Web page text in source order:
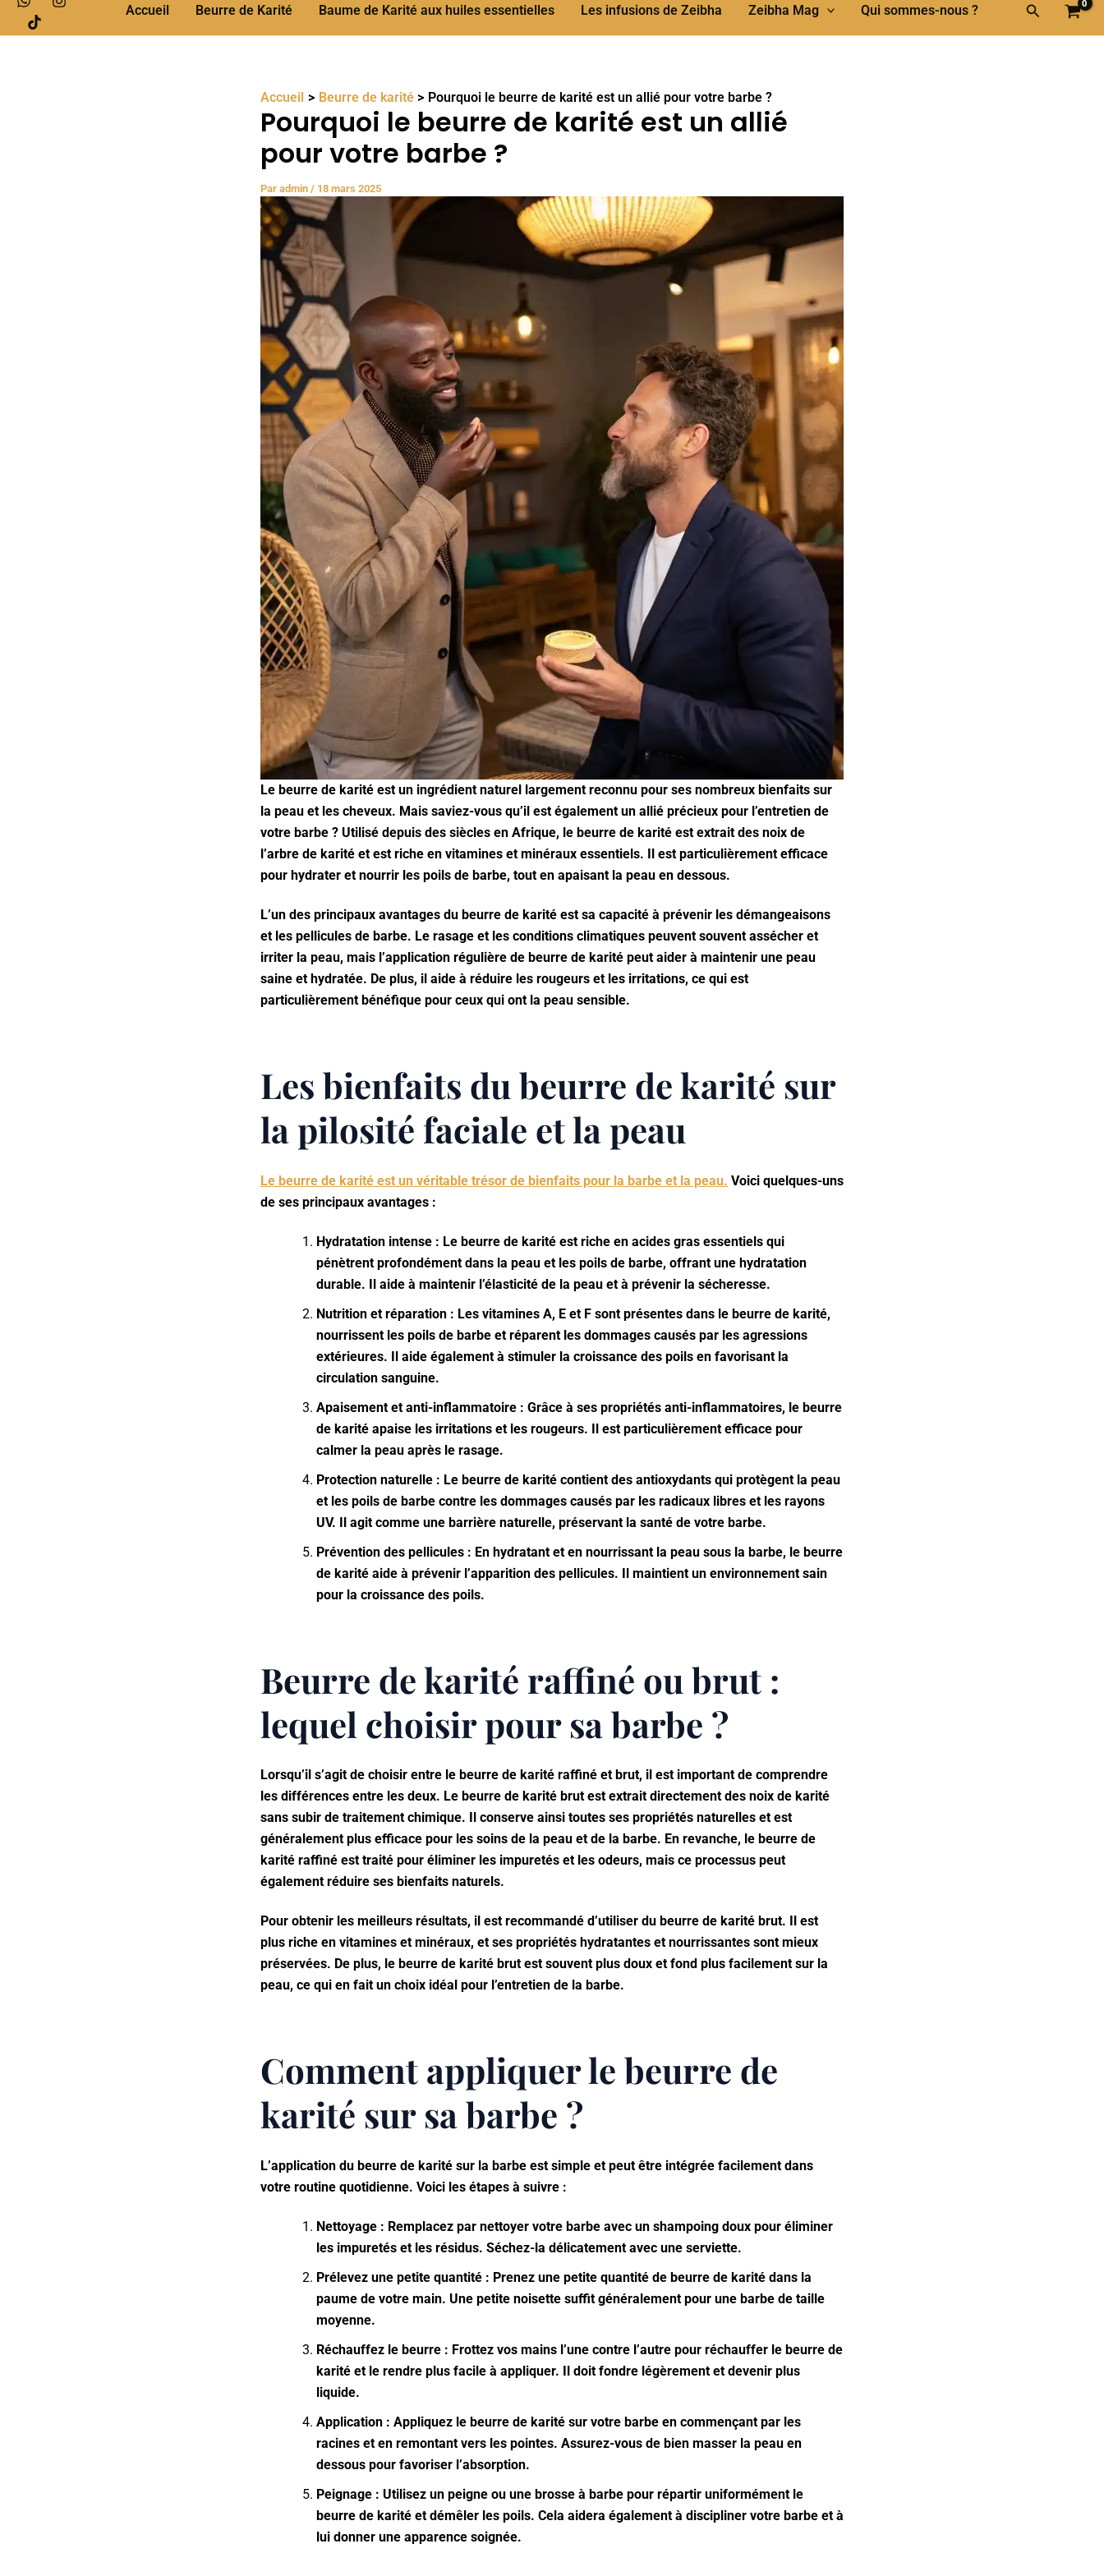
Accueil Beurre de Karité Baume de Karité aux huiles essentielles Les infusions de Zeibha Zeibha Mag Qui sommes-nous ? Rechercher
Accueil Beurre de karité Pourquoi le beurre de karité est un allié pour votre barbe ?
Pourquoi le beurre de karité est un allié
pour votre barbe ?
Par admin / 18 mars 2025
Le beurre de karité est un ingrédient naturel largement reconnu pour ses nombreux bienfaits sur
la peau et les cheveux. Mais saviez-vous qu’il est également un allié précieux pour l’entretien de
votre barbe ? Utilisé depuis des siècles en Afrique, le beurre de karité est extrait des noix de
l’arbre de karité et est riche en vitamines et minéraux essentiels. Il est particulièrement efficace
pour hydrater et nourrir les poils de barbe, tout en apaisant la peau en dessous.
L’un des principaux avantages du beurre de karité est sa capacité à prévenir les démangeaisons
et les pellicules de barbe. Le rasage et les conditions climatiques peuvent souvent assécher et
irriter la peau, mais l’application régulière de beurre de karité peut aider à maintenir une peau
saine et hydratée. De plus, il aide à réduire les rougeurs et les irritations, ce qui est
particulièrement bénéfique pour ceux qui ont la peau sensible.
Les bienfaits du beurre de karité sur
la pilosité faciale et la peau
Le beurre de karité est un véritable trésor de bienfaits pour la barbe et la peau. Voici quelques-uns
de ses principaux avantages :
Hydratation intense : Le beurre de karité est riche en acides gras essentiels qui
pénètrent profondément dans la peau et les poils de barbe, offrant une hydratation
durable. Il aide à maintenir l’élasticité de la peau et à prévenir la sécheresse.
Nutrition et réparation : Les vitamines A, E et F sont présentes dans le beurre de karité,
nourrissent les poils de barbe et réparent les dommages causés par les agressions
extérieures. Il aide également à stimuler la croissance des poils en favorisant la
circulation sanguine.
Apaisement et anti-inflammatoire : Grâce à ses propriétés anti-inflammatoires, le beurre
de karité apaise les irritations et les rougeurs. Il est particulièrement efficace pour
calmer la peau après le rasage.
Protection naturelle : Le beurre de karité contient des antioxydants qui protègent la peau
et les poils de barbe contre les dommages causés par les radicaux libres et les rayons
UV. Il agit comme une barrière naturelle, préservant la santé de votre barbe.
Prévention des pellicules : En hydratant et en nourrissant la peau sous la barbe, le beurre
de karité aide à prévenir l’apparition des pellicules. Il maintient un environnement sain
pour la croissance des poils.
Beurre de karité raffiné ou brut :
lequel choisir pour sa barbe ?
Lorsqu’il s’agit de choisir entre le beurre de karité raffiné et brut, il est important de comprendre
les différences entre les deux. Le beurre de karité brut est extrait directement des noix de karité
sans subir de traitement chimique. Il conserve ainsi toutes ses propriétés naturelles et est
généralement plus efficace pour les soins de la peau et de la barbe. En revanche, le beurre de
karité raffiné est traité pour éliminer les impuretés et les odeurs, mais ce processus peut
également réduire ses bienfaits naturels.
Pour obtenir les meilleurs résultats, il est recommandé d’utiliser du beurre de karité brut. Il est
plus riche en vitamines et minéraux, et ses propriétés hydratantes et nourrissantes sont mieux
préservées. De plus, le beurre de karité brut est souvent plus doux et fond plus facilement sur la
peau, ce qui en fait un choix idéal pour l’entretien de la barbe.
Comment appliquer le beurre de
karité sur sa barbe ?
L’application du beurre de karité sur la barbe est simple et peut être intégrée facilement dans
votre routine quotidienne. Voici les étapes à suivre :
Nettoyage : Remplacez par nettoyer votre barbe avec un shampoing doux pour éliminer
les impuretés et les résidus. Séchez-la délicatement avec une serviette.
Prélevez une petite quantité : Prenez une petite quantité de beurre de karité dans la
paume de votre main. Une petite noisette suffit généralement pour une barbe de taille
moyenne.
Réchauffez le beurre : Frottez vos mains l’une contre l’autre pour réchauffer le beurre de
karité et le rendre plus facile à appliquer. Il doit fondre légèrement et devenir plus
liquide.
Application : Appliquez le beurre de karité sur votre barbe en commençant par les
racines et en remontant vers les pointes. Assurez-vous de bien masser la peau en
dessous pour favoriser l’absorption.
Peignage : Utilisez un peigne ou une brosse à barbe pour répartir uniformément le
beurre de karité et démêler les poils. Cela aidera également à discipliner votre barbe et à
lui donner une apparence soignée.